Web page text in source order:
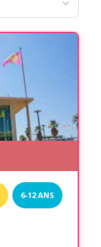
6-12 ANS